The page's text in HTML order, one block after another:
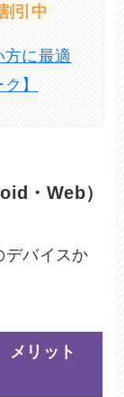
引中
に最適
】
・Web）
デバイスか
メリット